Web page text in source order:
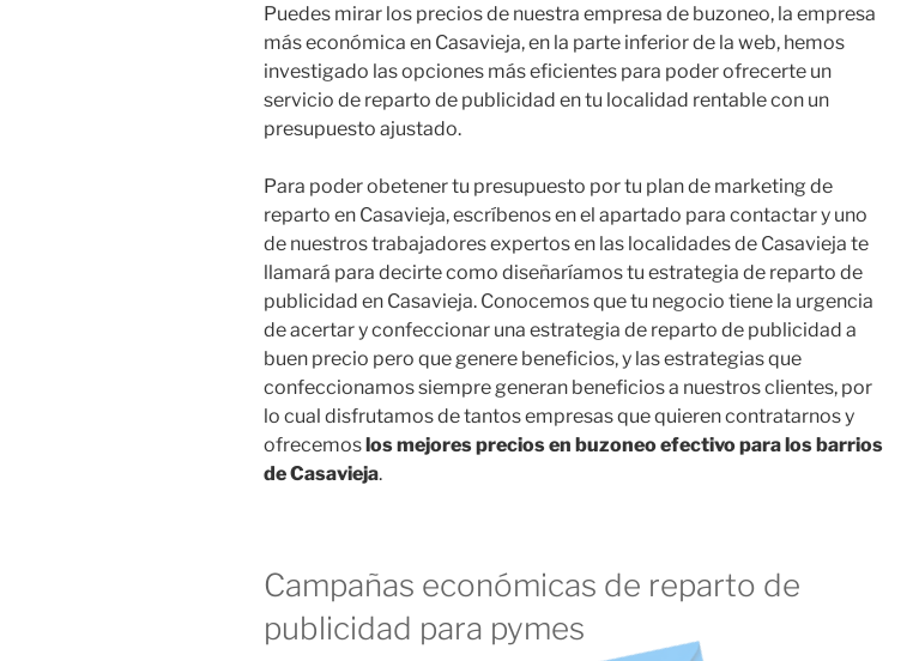
Puedes mirar los precios de nuestra empresa de buzoneo, la empresa
más económica en Casavieja, en la parte inferior de la web, hemos
investigado las opciones más eficientes para poder ofrecerte un
servicio de reparto de publicidad en tu localidad rentable con un
presupuesto ajustado.
Para poder obetener tu presupuesto por tu plan de marketing de
reparto en Casavieja, escríbenos en el apartado para contactar y uno
de nuestros trabajadores expertos en las localidades de Casavieja te
llamará para decirte como diseñaríamos tu estrategia de reparto de
publicidad en Casavieja. Conocemos que tu negocio tiene la urgencia
de acertar y confeccionar una estrategia de reparto de publicidad a
buen precio pero que genere beneficios, y las estrategias que
confeccionamos siempre generan beneficios a nuestros clientes, por
lo cual disfrutamos de tantos empresas que quieren contratarnos y
ofrecemoslos mejores precios en buzoneo efectivo para los barrios
de Casavieja.
Campañas económicas de reparto de
publicidad para pymes